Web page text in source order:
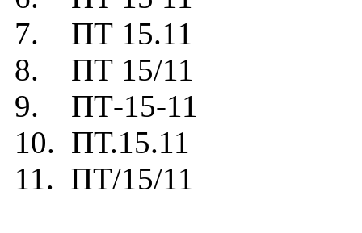
7. ПТ 15.11
8. ПТ 15/11
9. ПТ-15-11
10. ПТ.15.11
11. ПТ/15/11